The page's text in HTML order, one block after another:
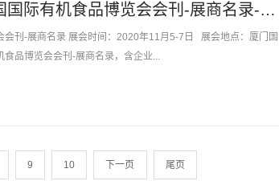
CIOFE 2020厦门第十四届中国国际有机食品博览会会刊-展商名录-PDF文档电子版资料
刊-展商名录 展会时间：2020年11月5-7日 展会地点：厦门国
品博览会会刊-展商名录，含企业...
9 10 下一页 尾页